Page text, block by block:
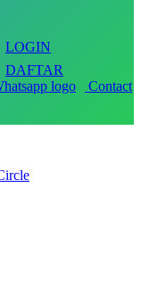
LOGIN
DAFTAR
Contact